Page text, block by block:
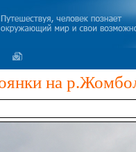
на